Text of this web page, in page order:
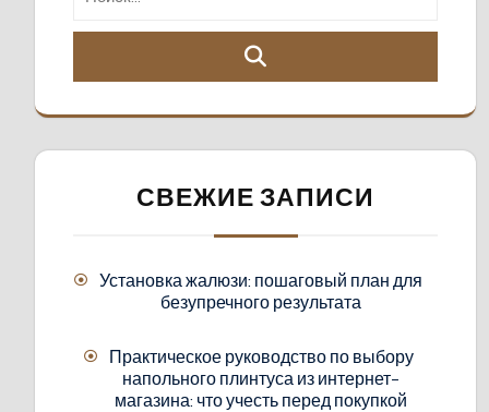
СВЕЖИЕ ЗАПИСИ
Установка жалюзи: пошаговый план для
безупречного результата
Практическое руководство по выбору
напольного плинтуса из интернет-
магазина: что учесть перед покупкой